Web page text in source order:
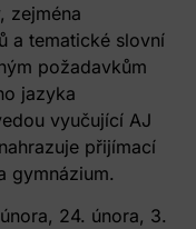
zejména
a tematické slovní
požadavkům
jazyka
vyučující AJ
přijímací
gymnázium.
24. února, 3.